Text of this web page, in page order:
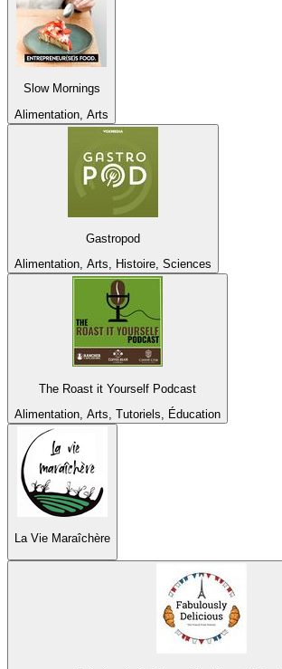
Slow Mornings
Alimentation, Arts
Gastropod
Alimentation, Arts, Histoire, Sciences
The Roast it Yourself Podcast
Alimentation, Arts, Tutoriels, Éducation
La Vie Maraîchère